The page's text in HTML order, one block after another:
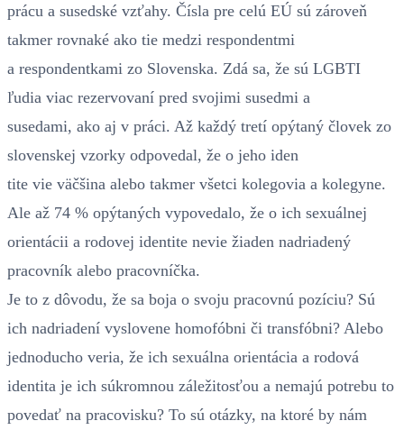
prácu a susedské vzťahy. Čísla pre celú EÚ sú zároveň
takmer rovnaké ako tie medzi respondentmi
a respondentkami zo Slovenska. Zdá sa, že sú LGBTI
ľudia viac rezervovaní pred svojimi susedmi a
susedami, ako aj v práci. Až každý tretí opýtaný človek zo
slovenskej vzorky odpovedal, že o jeho iden
tite vie väčšina alebo takmer všetci kolegovia a kolegyne.
Ale až 74 % opýtaných vypovedalo, že o ich sexuálnej
orientácii a rodovej identite nevie žiaden nadriadený
pracovník alebo pracovníčka.
Je to z dôvodu, že sa boja o svoju pracovnú pozíciu? Sú
ich nadriadení vyslovene homofóbni či transfóbni? Alebo
jednoducho veria, že ich sexuálna orientácia a rodová
identita je ich súkromnou záležitosťou a nemajú potrebu to
povedať na pracovisku? To sú otázky, na ktoré by nám